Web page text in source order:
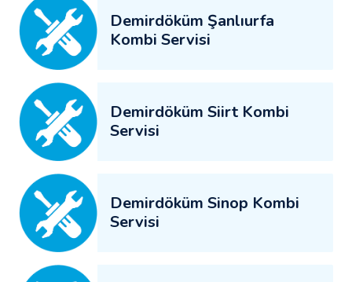
Demirdöküm Şanlıurfa
Kombi Servisi
Demirdöküm Siirt Kombi
Servisi
Demirdöküm Sinop Kombi
Servisi